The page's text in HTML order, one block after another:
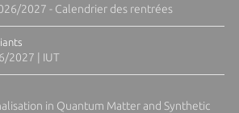
2027 - Calendrier des rentrées
2027 | IUT
in Quantum Matter and Synthetic